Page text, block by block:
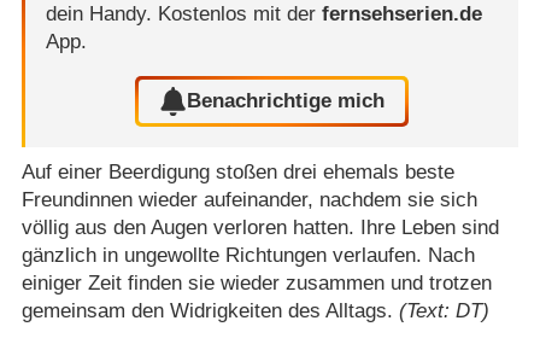
dein Handy. Kostenlos mit der fernsehserien.de
App.
Benachrichtige mich
Auf einer Beerdigung stoßen drei ehemals beste
Freundinnen wieder aufeinander, nachdem sie sich
völlig aus den Augen verloren hatten. Ihre Leben sind
gänzlich in ungewollte Richtungen verlaufen. Nach
einiger Zeit finden sie wieder zusammen und trotzen
gemeinsam den Widrigkeiten des Alltags. (Text: DT)